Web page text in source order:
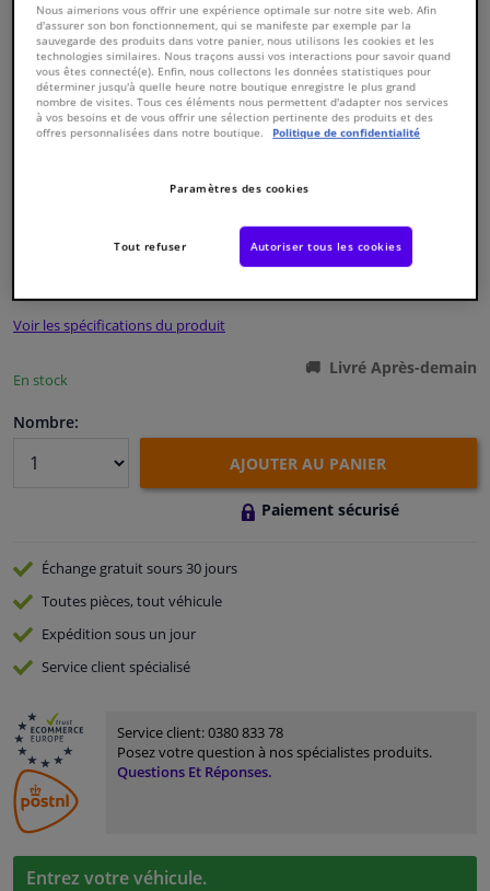
Filtres & liquides
Bagages & transport
Fenêtres & accessoires
Intérieur & ameublement
Styling & Performance
Nettoyage & protection
Camping-car, moto & vélo
Promotions et réductions
Numéro de produit d'origine:0153899
Voir les spécifications du produit
En stock
Livré Après-demain
Nombre:
AJOUTER AU PANIER
Paiement sécurisé
Échange gratuitsours 30 jours
Toutes pièces, tout véhicule
Expédition sous un jour
Serviceclient spécialisé
Service client:0380 833 78
Posez votre question à nos spécialistes produits.
Questions Et Réponses.
Entrez votre véhicule.
Nous aimerions vous offrir une expérience optimale sur notre site web. Afin
d'assurer son bon fonctionnement, qui se manifeste par exemple par la
sauvegarde des produits dans votre panier, nous utilisons les cookies et les
technologies similaires. Nous traçons aussi vos interactions pour savoir quand
vous êtes connecté(e). Enfin, nous collectons les données statistiques pour
déterminer jusqu'à quelle heure notre boutique enregistre le plus grand
nombre de visites. Tous ces éléments nous permettent d'adapter nos services
à vos besoins et de vous offrir une sélection pertinente des produits et des
offres personnalisées dans notre boutique.
Politique de confidentialité
Paramètres des cookies
Tout refuser Autoriser tous les cookies